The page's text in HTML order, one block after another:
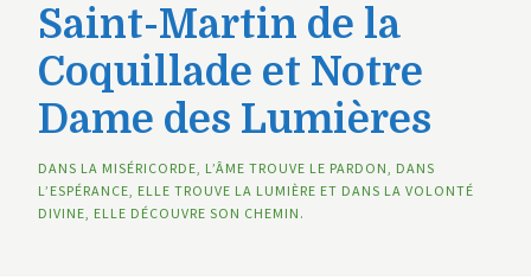
Saint-Martin de la
Coquillade et Notre
Dame des Lumières
DANS LA MISÉRICORDE, L’ÂME TROUVE LE PARDON, DANS
L’ESPÉRANCE, ELLE TROUVE LA LUMIÈRE ET DANS LA VOLONTÉ
DIVINE, ELLE DÉCOUVRE SON CHEMIN.